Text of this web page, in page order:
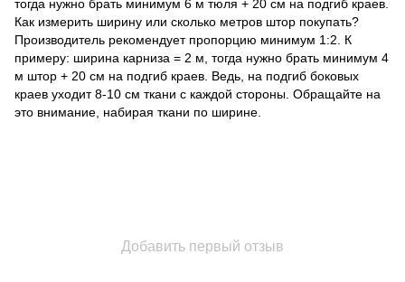
тогда нужно брать минимум 6 м тюля + 20 см на подгиб краев.
Как измерить ширину или сколько метров штор покупать?
Производитель рекомендует пропорцию минимум 1:2. К
примеру: ширина карниза = 2 м, тогда нужно брать минимум 4
м штор + 20 см на подгиб краев. Ведь, на подгиб боковых
краев уходит 8-10 см ткани с каждой стороны. Обращайте на
это внимание, набирая ткани по ширине.
Добавить первый отзыв